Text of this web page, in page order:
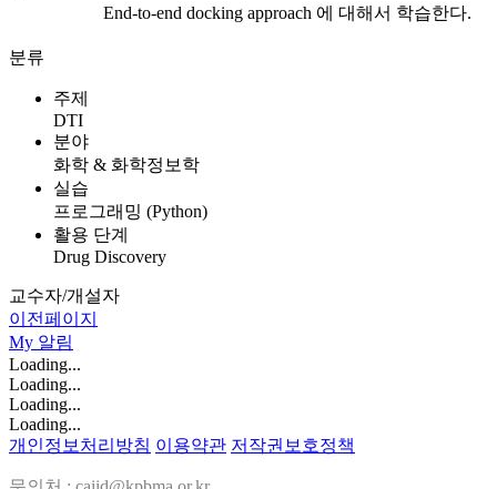
End-to-end docking approach 에 대해서 학습한다.
분류
주제
DTI
분야
화학 & 화학정보학
실습
프로그래밍 (Python)
활용 단계
Drug Discovery
교수자/개설자
이전페이지
My 알림
Loading...
Loading...
Loading...
Loading...
개인정보처리방침 이용약관 저작권보호정책